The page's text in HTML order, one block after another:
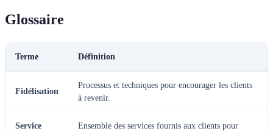
Glossaire
Terme Définition
Fidélisation
Processus et techniques pour encourager les clients
à revenir.
Service
Ensemble des services fournis aux clients pour